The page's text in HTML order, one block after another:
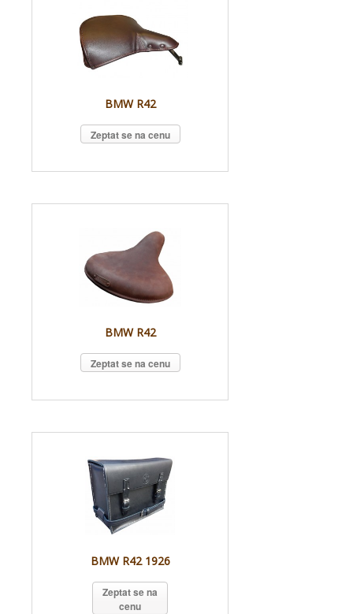
BMW R42
Zeptat se na cenu
BMW R42
Zeptat se na cenu
BMW R42 1926
Zeptat se na
cenu